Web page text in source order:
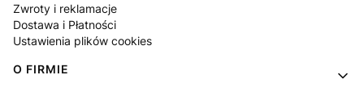
Zwroty i reklamacje
Dostawa i Płatności
Ustawienia plików cookies
O FIRMIE